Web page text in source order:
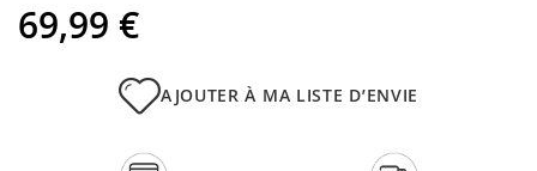
the69,99 €
AJOUTER À MA LISTE D’ENVIE